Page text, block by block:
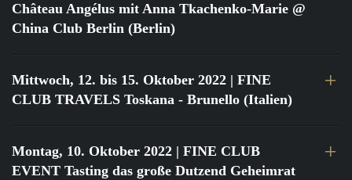
Château Angélus mit Anna Tkachenko-Marie @
China Club Berlin (Berlin)
Mittwoch, 12. bis 15. Oktober 2022 | FINE
CLUB TRAVELS Toskana - Brunello (Italien)
Montag, 10. Oktober 2022 | FINE CLUB
EVENT Tasting das große Dutzend Geheimrat